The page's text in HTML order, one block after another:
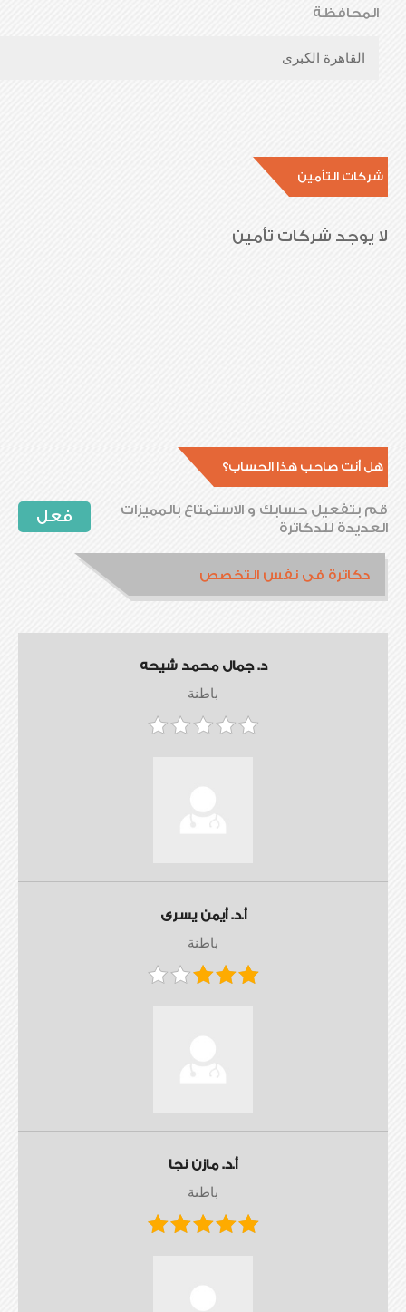
المحافظة
القاهرة الكبرى
شركات التأمين
لا يوجد شركات تأمين
هل أنت صاحب هذا الحساب؟
فعل
قم بتفعيل حسابك و الاستمتاع بالمميزات
العديدة للدكاترة
دكاترة فى نفس التخصص
د. جمال محمد شيحه
باطنة
أ.د. أيمن يسرى
باطنة
أ.د. مازن نجا
باطنة